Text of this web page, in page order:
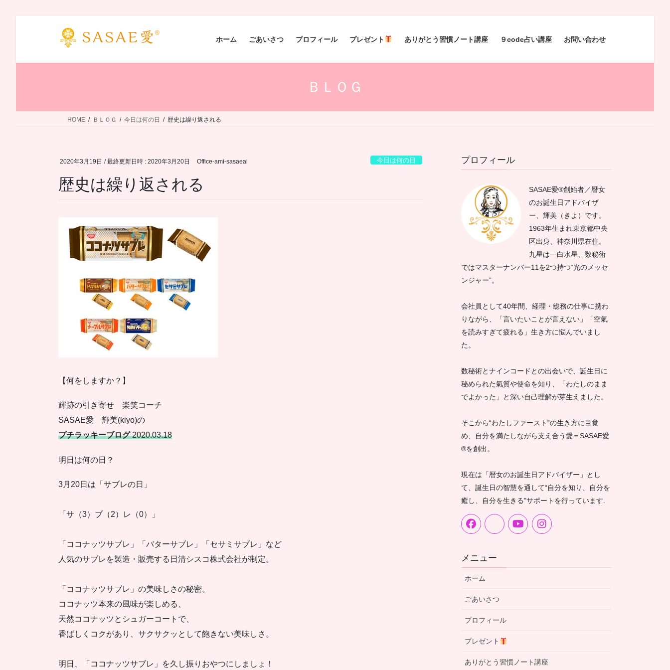
ホーム ごあいさつ プロフィール プレゼント ありがとう習慣ノート講座 ９code占い講座 お問い合わせ
ＢＬＯＧ
HOME ＢＬＯＧ 今日は何の日 歴史は繰り返される
2020年3月19日 / 最終更新日時 : 2020年3月20日 Office-ami-sasaeai 今日は何の日
歴史は繰り返される
【何をしますか？】
輝跡の引き寄せ 楽笑コーチ
SASAE愛 輝美(kiyo)の
プチラッキーブログ2020.03.18
明日は何の日？
3月20日は「サブレの日」
「サ（3）ブ（2）レ（0）」
「ココナッツサブレ」「バターサブレ」「セサミサブレ」など
人気のサブレを製造・販売する日清シスコ株式会社が制定。
「ココナッツサブレ」の美味しさの秘密。
ココナッツ本来の風味が楽しめる、
天然ココナッツとシュガーコートで、
香ばしくコクがあり、サクサクッとして飽きない美味しさ。
明日、「ココナッツサブレ」を久し振りおやつにしましょ！
プロフィール
SASAE愛®︎創始者／暦女
のお誕生日アドバイザ
ー、輝美（きよ）です。
1963年生まれ東京都中央
区出身、神奈川県在住。
九星は一白水星、数秘術
ではマスターナンバー11を2つ持つ“光のメッセ
ンジャー”。
会社員として40年間、経理・総務の仕事に携わ
りながら、「言いたいことが言えない」「空氣
を読みすぎて疲れる」生き方に悩んでいまし
た。
数秘術とナインコードとの出会いで、誕生日に
秘められた氣質や使命を知り、「わたしのまま
でよかった」と深い自己理解が芽生えました。
そこから“わたしファースト”の生き方に目覚
め、自分を満たしながら支え合う愛＝SASAE愛
®︎を創出。
現在は「暦女のお誕生日アドバイザー」とし
て、誕生日の智慧を通して“自分を知り、自分を
癒し、自分を生きる”サポートを行っています.
メニュー
ホーム
ごあいさつ
プロフィール
プレゼント
ありがとう習慣ノート講座